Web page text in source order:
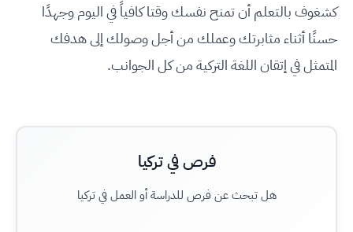
كشغوف بالتعلم أن تمنح نفسك وقتا كافياً في اليوم وجهدًا
حسنًا أثناء مثابرتك وعملك من أجل وصولك إلى هدفك
المتمثل في إتقان اللغة التركية من كل الجوانب.
فرص في تركيا
هل تبحث عن فرص للدراسة أو العمل في تركيا